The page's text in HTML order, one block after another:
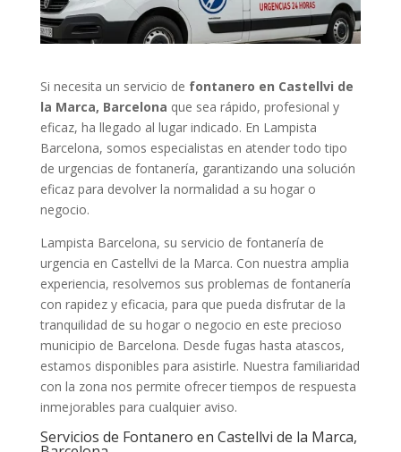
Si necesita un servicio de fontanero en Castellvi de
la Marca, Barcelona que sea rápido, profesional y
eficaz, ha llegado al lugar indicado. En Lampista
Barcelona, somos especialistas en atender todo tipo
de urgencias de fontanería, garantizando una solución
eficaz para devolver la normalidad a su hogar o
negocio.
Lampista Barcelona, su servicio de fontanería de
urgencia en Castellvi de la Marca. Con nuestra amplia
experiencia, resolvemos sus problemas de fontanería
con rapidez y eficacia, para que pueda disfrutar de la
tranquilidad de su hogar o negocio en este precioso
municipio de Barcelona. Desde fugas hasta atascos,
estamos disponibles para asistirle. Nuestra familiaridad
con la zona nos permite ofrecer tiempos de respuesta
inmejorables para cualquier aviso.
Servicios de Fontanero en Castellvi de la Marca,